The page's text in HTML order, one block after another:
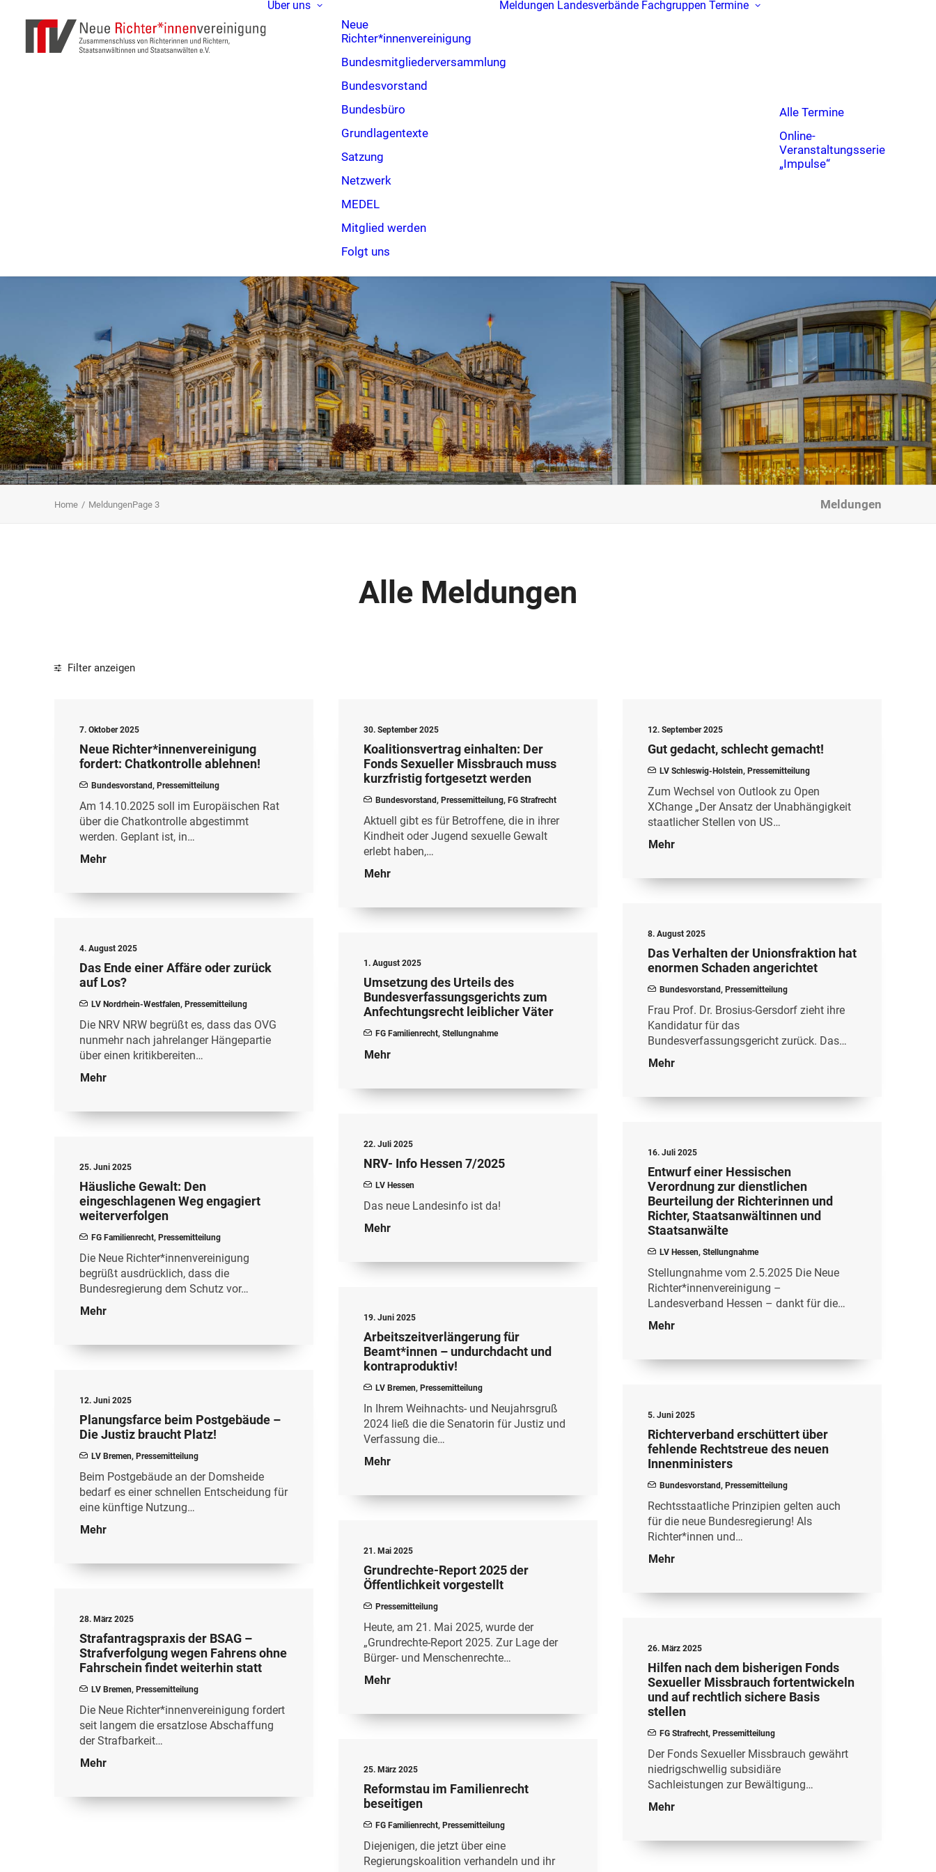
Über uns
Neue
Richter*innenvereinigung
Bundesmitgliederversammlung
Bundesvorstand
Bundesbüro
Grundlagentexte
Satzung
Netzwerk
MEDEL
Mitglied werden
Folgt uns
Meldungen Landesverbände Fachgruppen Termine
Alle Termine
Online-
Veranstaltungsserie
„Impulse“
Meldungen
Home MeldungenPage 3
Alle Meldungen
Filter anzeigen
7. Oktober 2025
Neue Richter*innenvereinigung
fordert: Chatkontrolle ablehnen!
Bundesvorstand, Pressemitteilung
Am 14.10.2025 soll im Europäischen Rat
über die Chatkontrolle abgestimmt
werden. Geplant ist, in…
Mehr
30. September 2025
Koalitionsvertrag einhalten: Der
Fonds Sexueller Missbrauch muss
kurzfristig fortgesetzt werden
Bundesvorstand, Pressemitteilung, FG Strafrecht
Aktuell gibt es für Betroffene, die in ihrer
Kindheit oder Jugend sexuelle Gewalt
erlebt haben,…
Mehr
12. September 2025
Gut gedacht, schlecht gemacht!
LV Schleswig-Holstein, Pressemitteilung
Zum Wechsel von Outlook zu Open
XChange „Der Ansatz der Unabhängigkeit
staatlicher Stellen von US…
Mehr
8. August 2025
Das Verhalten der Unionsfraktion hat
enormen Schaden angerichtet
Bundesvorstand, Pressemitteilung
Frau Prof. Dr. Brosius-Gersdorf zieht ihre
Kandidatur für das
Bundesverfassungsgericht zurück. Das…
Mehr
4. August 2025
Das Ende einer Affäre oder zurück
auf Los?
LV Nordrhein-Westfalen, Pressemitteilung
Die NRV NRW begrüßt es, dass das OVG
nunmehr nach jahrelanger Hängepartie
über einen kritikbereiten…
Mehr
1. August 2025
Umsetzung des Urteils des
Bundesverfassungsgerichts zum
Anfechtungsrecht leiblicher Väter
FG Familienrecht, Stellungnahme
Mehr
22. Juli 2025
NRV- Info Hessen 7/2025
LV Hessen
Das neue Landesinfo ist da!
Mehr
16. Juli 2025
Entwurf einer Hessischen
Verordnung zur dienstlichen
Beurteilung der Richterinnen und
Richter, Staatsanwältinnen und
Staatsanwälte
LV Hessen, Stellungnahme
Stellungnahme vom 2.5.2025 Die Neue
Richter*innenvereinigung –
Landesverband Hessen – dankt für die…
Mehr
25. Juni 2025
Häusliche Gewalt: Den
eingeschlagenen Weg engagiert
weiterverfolgen
FG Familienrecht, Pressemitteilung
Die Neue Richter*innenvereinigung
begrüßt ausdrücklich, dass die
Bundesregierung dem Schutz vor…
Mehr
19. Juni 2025
Arbeitszeitverlängerung für
Beamt*innen – undurchdacht und
kontraproduktiv!
LV Bremen, Pressemitteilung
In Ihrem Weihnachts- und Neujahrsgruß
2024 ließ die die Senatorin für Justiz und
Verfassung die…
Mehr
12. Juni 2025
Planungsfarce beim Postgebäude –
Die Justiz braucht Platz!
LV Bremen, Pressemitteilung
Beim Postgebäude an der Domsheide
bedarf es einer schnellen Entscheidung für
eine künftige Nutzung…
Mehr
5. Juni 2025
Richterverband erschüttert über
fehlende Rechtstreue des neuen
Innenministers
Bundesvorstand, Pressemitteilung
Rechtsstaatliche Prinzipien gelten auch
für die neue Bundesregierung! Als
Richter*innen und…
Mehr
21. Mai 2025
Grundrechte-Report 2025 der
Öffentlichkeit vorgestellt
Pressemitteilung
Heute, am 21. Mai 2025, wurde der
„Grundrechte-Report 2025. Zur Lage der
Bürger- und Menschenrechte…
Mehr
28. März 2025
Strafantragspraxis der BSAG –
Strafverfolgung wegen Fahrens ohne
Fahrschein findet weiterhin statt
LV Bremen, Pressemitteilung
Die Neue Richter*innenvereinigung fordert
seit langem die ersatzlose Abschaffung
der Strafbarkeit…
Mehr
26. März 2025
Hilfen nach dem bisherigen Fonds
Sexueller Missbrauch fortentwickeln
und auf rechtlich sichere Basis
stellen
FG Strafrecht, Pressemitteilung
Der Fonds Sexueller Missbrauch gewährt
niedrigschwellig subsidiäre
Sachleistungen zur Bewältigung…
Mehr
25. März 2025
Reformstau im Familienrecht
beseitigen
FG Familienrecht, Pressemitteilung
Diejenigen, die jetzt über eine
Regierungskoalition verhandeln und ihr